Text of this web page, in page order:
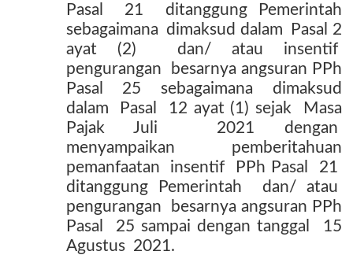
Pasal
21
ditanggung Pemerintah
sebagaimana dimaksud dalam
Pasal 2
ayat (2)
dan/ atau insentif
pengurangan
besarnya angsuran PPh
Pasal
25 sebagaimana
dimaksud
dalam
Pasal 12 ayat (1) sejak
Masa
Pajak Juli
2021 dengan
menyampaikan
pemberitahuan
pemanfaatan
insentif PPh Pasal
21
ditanggung Pemerintah
dan/ atau
pengurangan
besarnya angsuran PPh
Pasal
25 sampai dengan tanggal
15
Agustus 2021.